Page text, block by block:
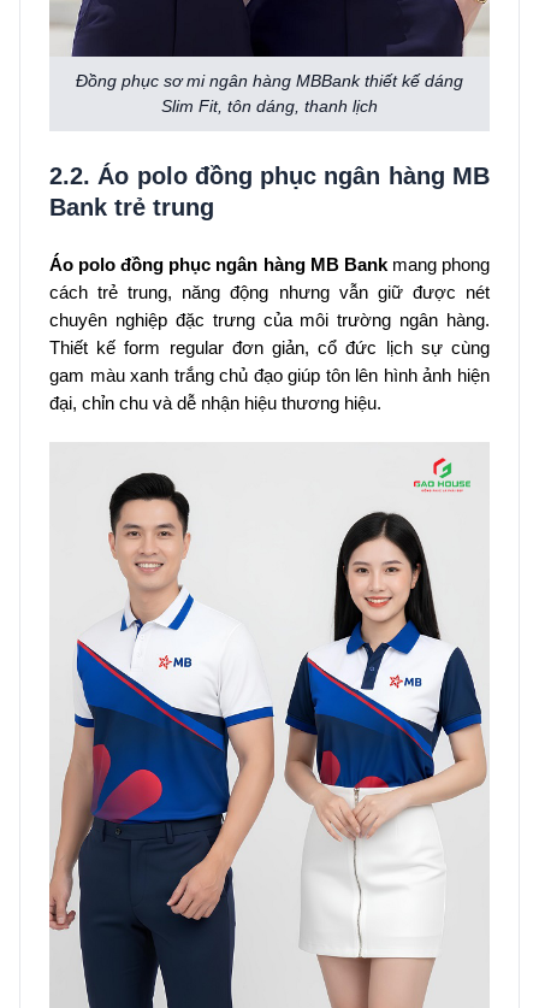
Đồng phục sơ mi ngân hàng MBBank thiết kế dáng
Slim Fit, tôn dáng, thanh lịch
2.2. Áo polo đồng phục ngân hàng MB
Bank trẻ trung
Áo polo đồng phục ngân hàng MB Bankmang phong
cách trẻ trung, năng động nhưng vẫn giữ được nét
chuyên nghiệp đặc trưng của môi trường ngân hàng.
Thiết kế form regular đơn giản, cổ đức lịch sự cùng
gam màu xanh trắng chủ đạo giúp tôn lên hình ảnh hiện
đại, chỉn chu và dễ nhận hiệu thương hiệu.